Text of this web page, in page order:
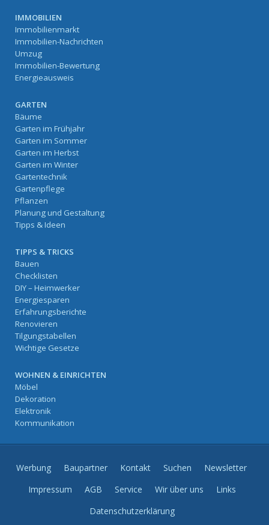
IMMOBILIEN
Immobilienmarkt
Immobilien-Nachrichten
Umzug
Immobilien-Bewertung
Energieausweis
GARTEN
Bäume
Garten im Frühjahr
Garten im Sommer
Garten im Herbst
Garten im Winter
Gartentechnik
Gartenpflege
Pflanzen
Planung und Gestaltung
Tipps & Ideen
TIPPS & TRICKS
Bauen
Checklisten
DIY – Heimwerker
Energiesparen
Erfahrungsberichte
Renovieren
Tilgungstabellen
Wichtige Gesetze
WOHNEN & EINRICHTEN
Möbel
Dekoration
Elektronik
Kommunikation
Werbung Baupartner Kontakt Suchen
Newsletter
Impressum
AGB Service Wir über uns
Links
Datenschutzerklärung